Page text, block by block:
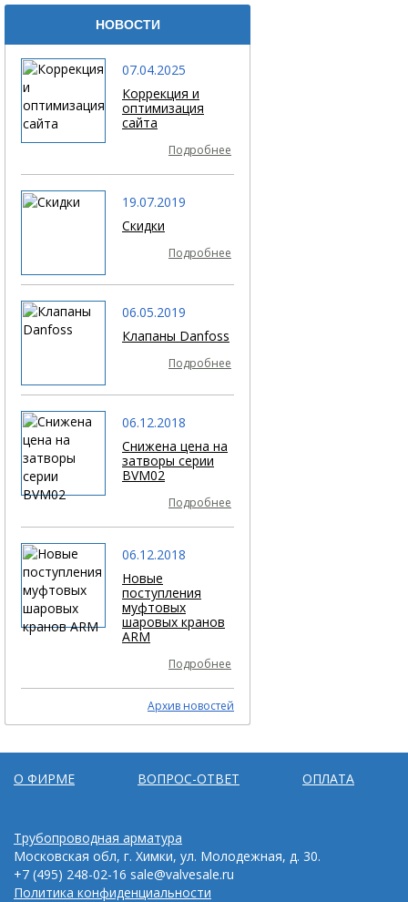
НОВОСТИ
07.04.2025
Коррекция и
оптимизация
сайта
Подробнее
19.07.2019
Скидки
Подробнее
06.05.2019
Клапаны Danfoss
Подробнее
06.12.2018
Снижена цена на
затворы серии
BVM02
Подробнее
06.12.2018
Новые
поступления
муфтовых
шаровых кранов
ARM
Подробнее
Архив новостей
О ФИРМЕ ВОПРОС-ОТВЕТ ОПЛАТА
Трубопроводная арматура
Московская обл, г. Химки, ул. Молодежная, д. 30.
+7 (495) 248-02-16 sale@valvesale.ru
Политика конфиденциальности